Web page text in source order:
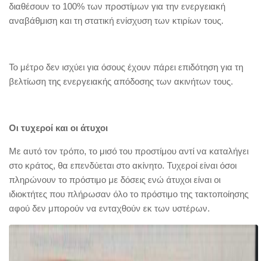
διαθέσουν το 100% των προστίμων για την ενεργειακή
αναβάθμιση και τη στατική ενίσχυση των κτιρίων τους.
Το μέτρο δεν ισχύει για όσους έχουν πάρει επιδότηση για τη
βελτίωση της ενεργειακής απόδοσης των ακινήτων τους.
Οι τυχεροί και οι άτυχοι
Με αυτό τον τρόπο, το μισό του προστίμου αντί να καταλήγει
στο κράτος, θα επενδύεται στο ακίνητο. Τυχεροί είναι όσοι
πληρώνουν το πρόστιμο με δόσεις ενώ άτυχοι είναι οι
ιδιοκτήτες που πλήρωσαν όλο το πρόστιμο της τακτοποίησης
αφού δεν μπορούν να ενταχθούν εκ των υστέρων.